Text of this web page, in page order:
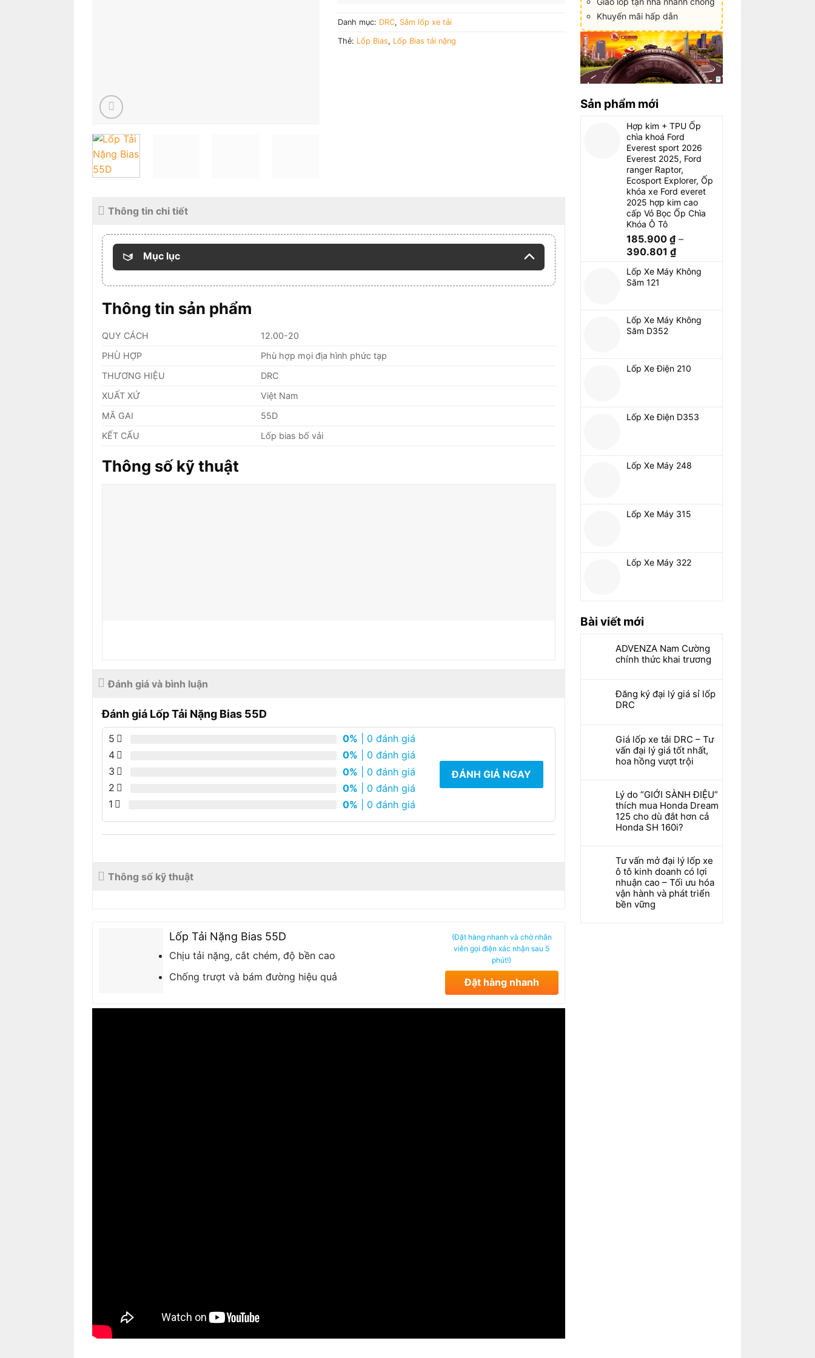
Khuyến mãi hấp dẫn
Sản phẩm mới
Hợp kim + TPU Ốp
chìa khoá Ford
Everest sport 2026
Everest 2025, Ford
ranger Raptor,
Ecosport Explorer, Ốp
khóa xe Ford everet
2025 hợp kim cao
cấp Vỏ Bọc Ốp Chìa
Khóa Ô Tô
185.900 ₫ –
390.801 ₫
Lốp Xe Máy Không
Săm 121
Lốp Xe Máy Không
Săm D352
Lốp Xe Điện 210
Lốp Xe Điện D353
Lốp Xe Máy 248
Lốp Xe Máy 315
Lốp Xe Máy 322
Bài viết mới
ADVENZA Nam Cường
chính thức khai trương
Đăng ký đại lý giá sỉ lốp
DRC
Giá lốp xe tải DRC – Tư
vấn đại lý giá tốt nhất,
hoa hồng vượt trội
Lý do “GIỚI SÀNH ĐIỆU”
thích mua Honda Dream
125 cho dù đắt hơn cả
Honda SH 160i?
Tư vấn mở đại lý lốp xe
ô tô kinh doanh có lợi
nhuận cao – Tối ưu hóa
vận hành và phát triển
bền vững
Danh mục: DRC, Săm lốp xe tải
Thẻ: Lốp Bias, Lốp Bias tải nặng
Thông tin chi tiết
Mục lục
Thông tin sản phẩm
QUY CÁCH
12.00-20
PHÙ HỢP
Phù hợp mọi địa hình phức tạp
THƯƠNG HIỆU
DRC
XUẤT XỨ
Việt Nam
MÃ GAI
55D
KẾT CẤU
Lốp bias bố vải
Thông số kỹ thuật
Đánh giá và bình luận
Đánh giá Lốp Tải Nặng Bias 55D
5 0% | 0 đánh giá
4
0% | 0 đánh giá
3
0% | 0 đánh giá
2
0% | 0 đánh giá
1
0% | 0 đánh giá
ĐÁNH GIÁ NGAY
Thông số kỹ thuật
Lốp Tải Nặng Bias 55D
Chịu tải nặng, cắt chém, độ bền cao
Chống trượt và bám đường hiệu quả
(Đặt hàng nhanh và chờ nhân
viên gọi điện xác nhận sau 5
phút!)
Đặt hàng nhanh